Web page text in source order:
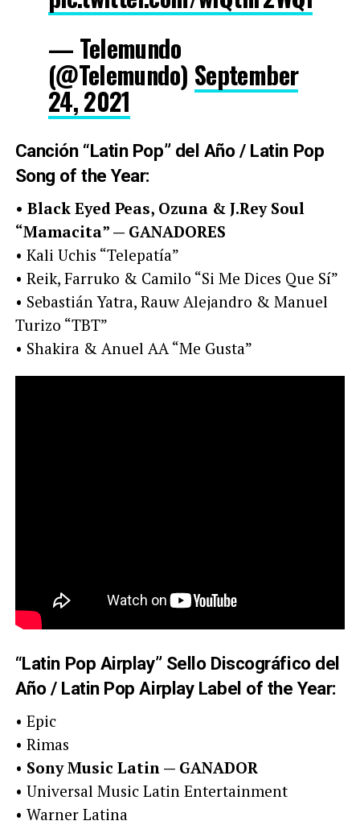
— Telemundo
(@Telemundo) September
24, 2021
Canción “Latin Pop” del Año / Latin Pop
Song of the Year:
• Black Eyed Peas, Ozuna & J.Rey Soul
“Mamacita” — GANADORES
• Kali Uchis “Telepatía”
• Reik, Farruko & Camilo “Si Me Dices Que Sí”
• Sebastián Yatra, Rauw Alejandro & Manuel
Turizo “TBT”
• Shakira & Anuel AA “Me Gusta”
“Latin Pop Airplay” Sello Discográfico del
Año / Latin Pop Airplay Label of the Year:
• Epic
• Rimas
• Sony Music Latin — GANADOR
• Universal Music Latin Entertainment
• Warner Latina